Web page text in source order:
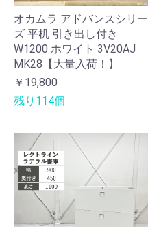
オカムラ アドバンスシリー
ズ 平机 引き出し付き
W1200 ホワイト 3V20AJ
MK28【大量入荷！】
￥19,800
残り114個